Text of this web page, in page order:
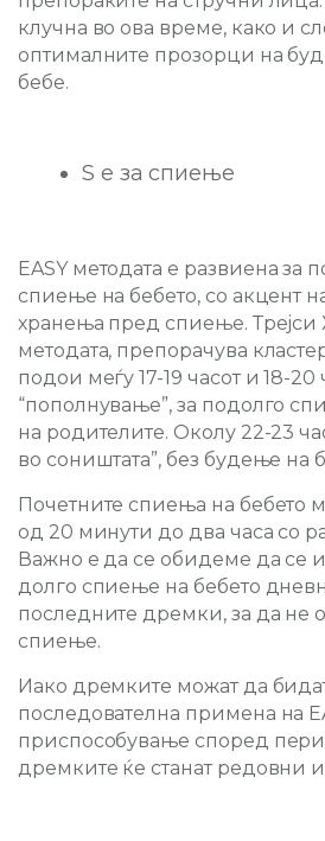
клучна во ова време, како и
оптималните прозорци на
бебе.
S е за спиење
EASY методата е развиена за
спиење на бебето, со акцент
хранења пред спиење. Трејси
методата, препорачува
подои меѓу 17-19 часот и 18-20
“пополнување”, за подолго
на родителите. Околу 22-23
во соништата”, без будење на
Почетните спиења на бебето
од 20 минути до два часа со
Важно е да се обидеме да се
долго спиење на бебето
последните дремки, за да не
спиење.
Иако дремките можат да
последователна примена на
приспособување според
дремките ќе станат редовни